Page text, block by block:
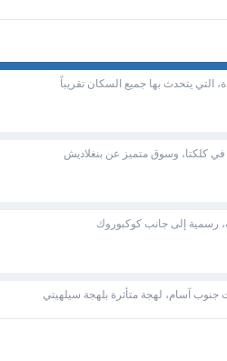
التي يتحدث بها جميع السكان تقريباً
في كلكتا، وسوق متميز عن بنغلاديش
رسمية إلى جانب كوكبوروك
آسام، لهجة متأثرة بلهجة سيلهيتي